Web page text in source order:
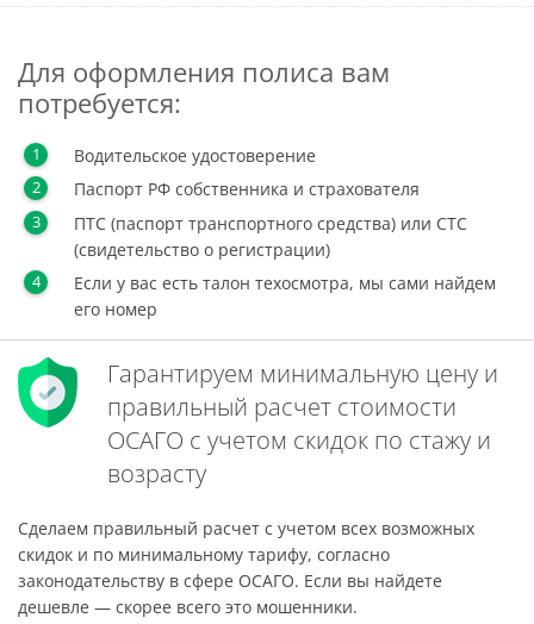
Для оформления полиса вам
потребуется:
Водительское удостоверение
Паспорт РФ собственника и страхователя
ПТС (паспорт транспортного средства) или СТС
(свидетельство о регистрации)
Если у вас есть талон техосмотра, мы сами найдем
его номер
Гарантируем минимальную цену и
правильный расчет стоимости
ОСАГО с учетом скидок по стажу и
возрасту
Сделаем правильный расчет с учетом всех возможных
скидок и по минимальному тарифу, согласно
законодательству в сфере ОСАГО. Если вы найдете
дешевле — скорее всего это мошенники.